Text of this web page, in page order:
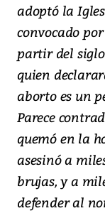
adoptó la
convocado
partir del siglo
quien
aborto es un
Parece
quemó en la
asesinó a
brujas, y a
defender al